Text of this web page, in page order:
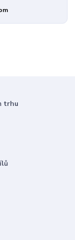
trhu